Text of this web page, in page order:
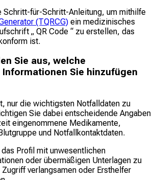
Schritt-für-Schritt-Anleitung, um mithilfe
(TQRCG) ein medizinisches
„ QR Code “ zu erstellen, das
ist.
Sie aus, welche
Sie hinzufügen
nur die wichtigsten Notfalldaten zu
Sie dabei entscheidende Angaben
eingenommene Medikamente,
und Notfallkontaktdaten.
Profil mit unwesentlichen
oder übermäßigen Unterlagen zu
verlangsamen oder Ersthelfer